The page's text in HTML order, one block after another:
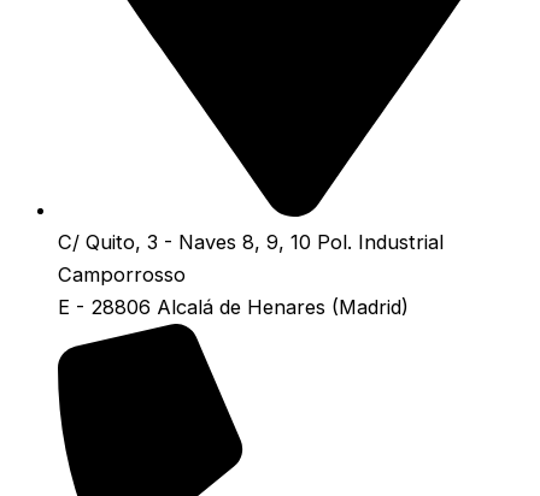
C/ Quito, 3 - Naves 8, 9, 10 Pol. Industrial
Camporrosso
E - 28806 Alcalá de Henares (Madrid)